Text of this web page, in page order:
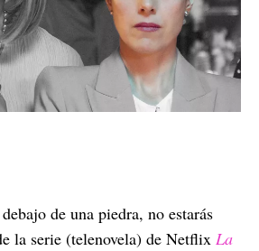
de una piedra, no estarás
la serie (telenovela) de Netflix La